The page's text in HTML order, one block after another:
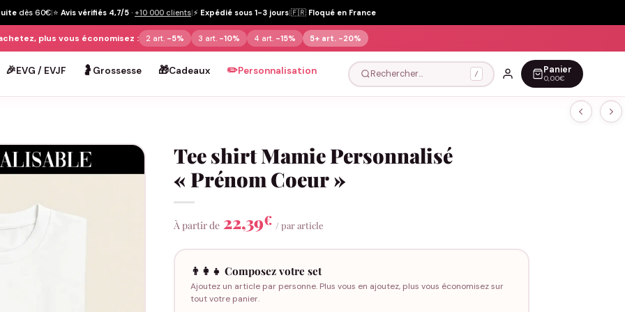
dès 60€|⭐ Avis vérifiés 4,7/5 · +10 000 clients|⚡ Expédié sous 1-3 jours|🇫🇷 Floqué en France
plus vous économisez : 2 art. -5% 3 art. -10% 4 art. -15% 5+ art. -20%
🎉EVG / EVJF 🤰 Grossesse 🎁Cadeaux ✏️Personnalisation Rechercher… / Panier
0,00€
Tee shirt Mamie Personnalisé
« Prénom Coeur »
À partir de 22,39€ / par article
👨‍👩‍👧 Composez votre set
Ajoutez un article par personne. Plus vous en ajoutez, plus vous économisez sur
tout votre panier.